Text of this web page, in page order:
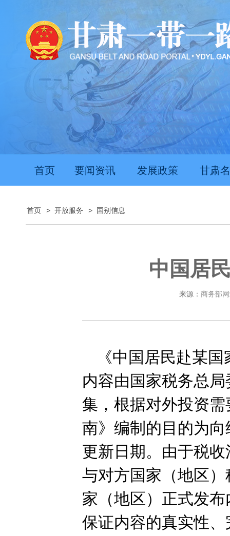
首页 要闻资讯 发展政策 甘肃
首页 > 开放服务 > 国别信息
中国居
来源： 商务部
《中国居民赴某
内容由国家税务总
集，根据对外投资
南》编制的目的为
更新日期。由于税
与对方国家（地区
家（地区）正式发
保证内容的真实性